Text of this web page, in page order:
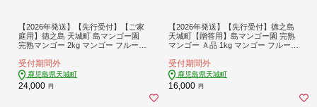
【2026年発送】【先行受付】【ご家
庭用】徳之島 天城町 島マンゴー園
完熟マンゴー 2kg マンゴー フルーツ
受付期間外
鹿児島県天城町
24,000 円
【2026年発送】【先行受付】徳之島
天城町【贈答用】島マンゴー園 完熟
マンゴー Ａ品 1kg マンゴー フルーツ
受付期間外
鹿児島県天城町
16,000 円